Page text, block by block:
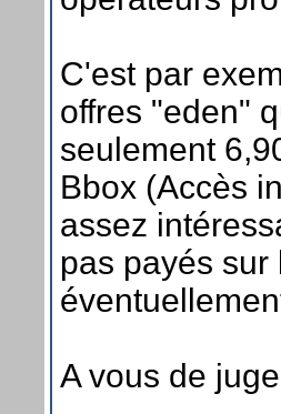
C'est par
offres "eden"
seulement
Bbox (Accès
assez
pas payés
A vous de